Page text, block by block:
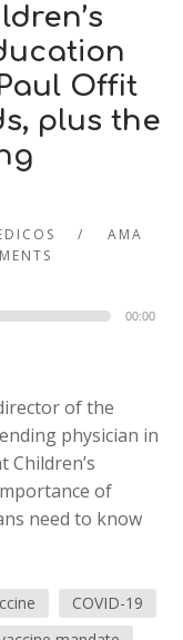
Offit
plus the
AMA
00:00
of the
physician in
Children’s
of
need to know
COVID-19